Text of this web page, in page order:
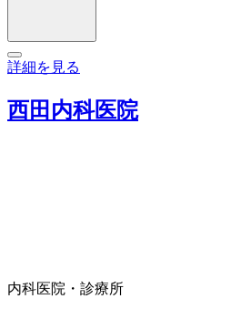
詳細を見る
西田内科医院
内科医院・診療所